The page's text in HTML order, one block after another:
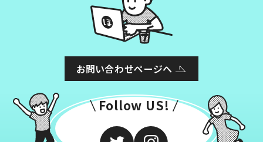
お問い合わせページへ
Follow US!